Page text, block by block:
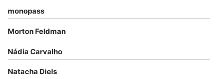
monopass
Morton Feldman
Nádia Carvalho
Natacha Diels